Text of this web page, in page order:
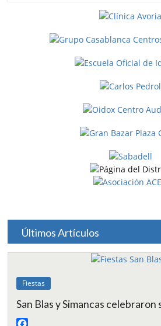
Últimos Artículos
Fiestas
San Blas y Simancas celebraron